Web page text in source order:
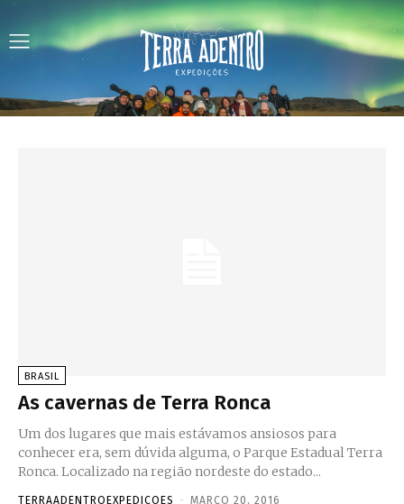
BRASIL
As cavernas de Terra Ronca
Um dos lugares que mais estávamos ansiosos para
conhecer era, sem dúvida alguma, o Parque Estadual Terra
Ronca. Localizado na região nordeste do estado...
TERRAADENTROEXPEDICOES - MARÇO 20, 2016